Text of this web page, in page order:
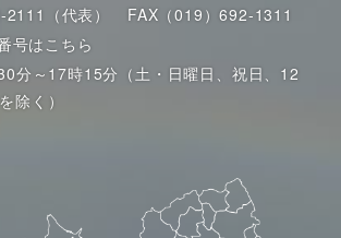
（代表）
FAX（019）692-1311
号はこちら
分～17時15分（土・日曜日、祝日、12
除く）